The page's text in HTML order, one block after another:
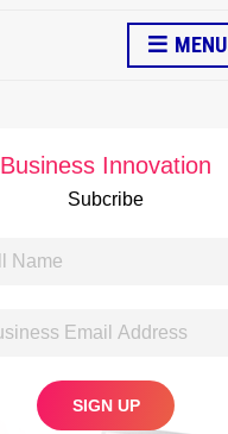
MENU
Business Innovation
Subcribe